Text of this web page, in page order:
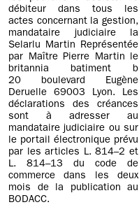
débiteur dans tous les
actes concernant la gestion,
mandataire judiciaire la
Selarlu Martin Représentée
par Maître Pierre Martin le
britannia batiment b
20 boulevard Eugène
Deruelle 69003 Lyon. Les
déclarations des créances
sont à adresser au
mandataire judiciaire ou sur
le portail électronique prévu
par les articles L. 814–2 et
L. 814–13 du code de
commerce dans les deux
mois de la publication au
BODACC.